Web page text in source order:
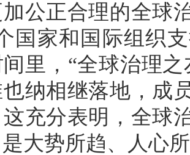
公正合理的全球
国家和国际组织
里，“全球治理
纳相继落地，成
充分表明，全球
大势所趋、人心